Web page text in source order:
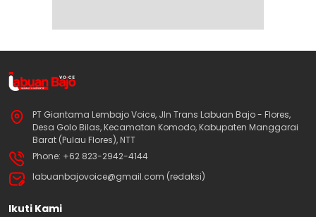
PT Giantama Lembajo Voice, Jln Trans Labuan Bajo - Flores,
Desa Golo Bilas, Kecamatan Komodo, Kabupaten Manggarai
Barat (Pulau Flores), NTT
Phone: +62 823-2942-4144
labuanbajovoice@gmail.com (redaksi)
Ikuti Kami